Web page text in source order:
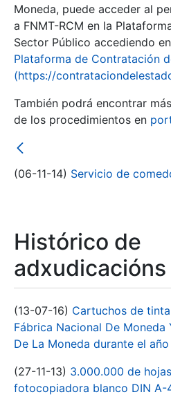
Moneda, puede acceder al
a FNMT-RCM en la
Sector Público accediendo
Plataforma de Contratación
(https://
También podrá encontrar
de los procedimientos en
(06-11-14) Servicio de
Histórico de
adxudicacións
(13-07-16) Cartuchos de
Fábrica Nacional De Moneda
De La Moneda durante el
(27-11-13) 3.000.000 de
fotocopiadora blanco DIN A-